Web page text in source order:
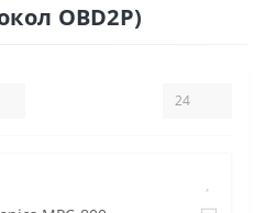
OBD2P)